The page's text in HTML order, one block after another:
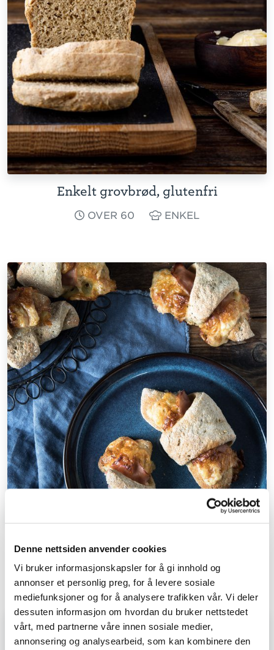
Denne nettsiden anvender cookies
Vi bruker informasjonskapsler for å gi innhold og
annonser et personlig preg, for å levere sosiale
mediefunksjoner og for å analysere trafikken vår. Vi deler
dessuten informasjon om hvordan du bruker nettstedet
vårt, med partnerne våre innen sosiale medier,
annonsering og analysearbeid, som kan kombinere den
Enkelt grovbrød, glutenfri
OVER 60 ENKEL
OVER 60 ENKEL